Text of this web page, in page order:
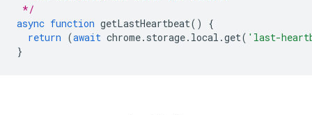
*/
async function getLastHeartbeat()
{
return (await chrome. storage. local .get( 'last-
}